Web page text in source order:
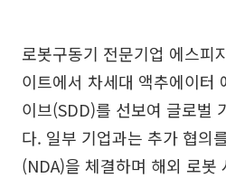
로봇구동기 전문기업 에스피
이트에서 차세대 액추에이터
이브(SDD)를 선보여 글로벌
다. 일부 기업과는 추가 협의
(NDA)을 체결하며 해외 로봇